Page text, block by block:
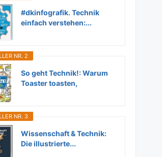
#dkinfografik. Technik
einfach verstehen:...
NR. 2
So geht Technik!: Warum
Toaster toasten,
NR. 3
Wissenschaft & Technik:
Die illustrierte...